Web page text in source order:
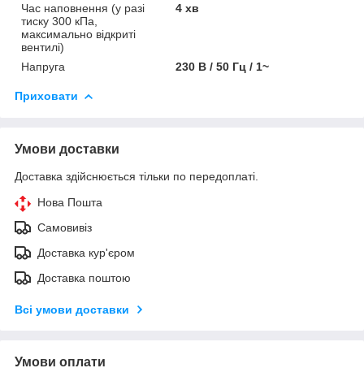
Час наповнення (у разі
тиску 300 кПа,
максимально відкриті
вентилі)
4 хв
Напруга 230 В / 50 Гц / 1~
Приховати
Умови доставки
Доставка здійснюється тільки по передоплаті.
Нова Пошта
Самовивіз
Доставка кур'єром
Доставка поштою
Всі умови доставки
Умови оплати